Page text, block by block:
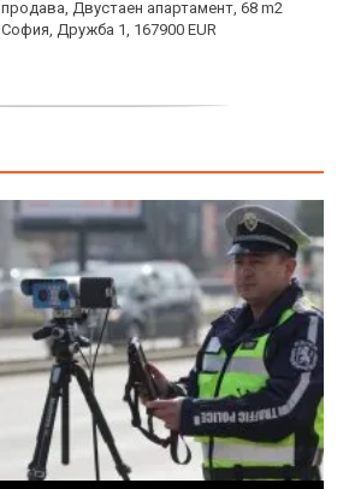
продава, Двустаен апартамент, 68 m2
София, Дружба 1, 167900 EUR